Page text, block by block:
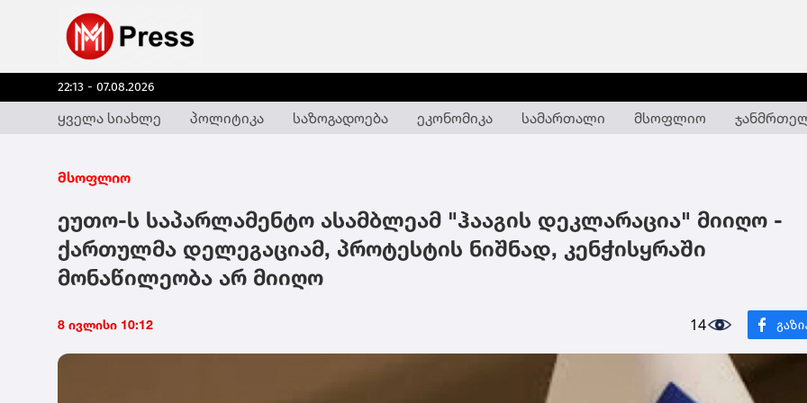
22:13 - 07.08.2026
ყველა სიახლე პოლიტიკა საზოგადოება ეკონომიკა სამართალი მსოფლიო
მსოფლიო
ეუთო-ს საპარლამენტო ასამბლეამ "ჰააგის დეკლარაცია" მიიღო -
ქართულმა დელეგაციამ, პროტესტის ნიშნად, კენჭისყრაში
მონაწილეობა არ მიიღო
8 ივლისი 10:12 14